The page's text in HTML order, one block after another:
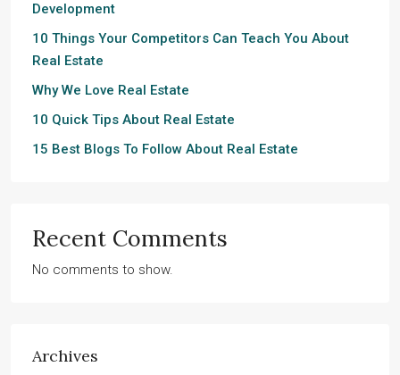
Development
10 Things Your Competitors Can Teach You About
Real Estate
Why We Love Real Estate
10 Quick Tips About Real Estate
15 Best Blogs To Follow About Real Estate
Recent Comments
No comments to show.
Archives